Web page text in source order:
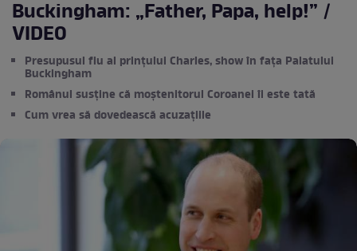
Buckingham: „Father, Papa, help!” /
VIDEO
Presupusul fiu al prințului Charles, show în fața Palatului
Buckingham
Românul susține că moștenitorul Coroanei îi este tată
Cum vrea să dovedească acuzațiile